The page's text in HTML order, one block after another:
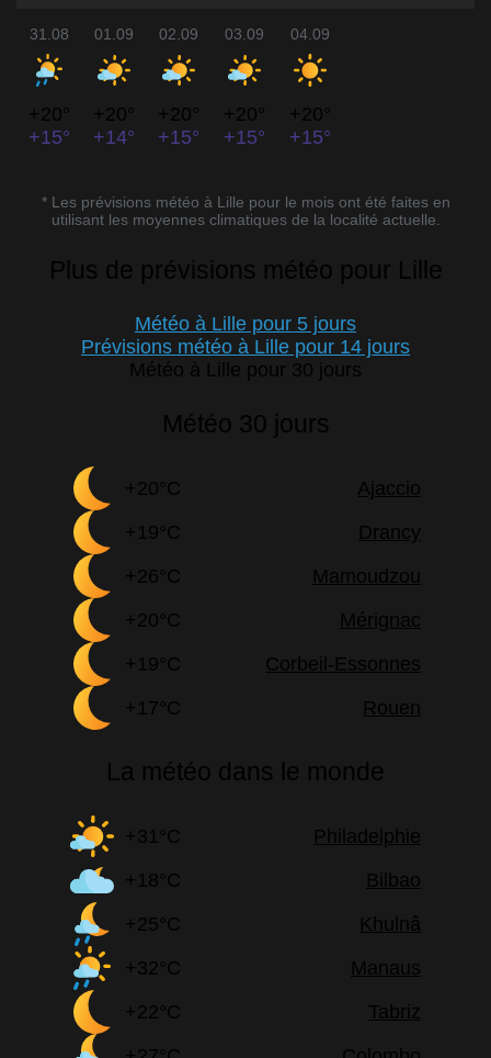
31.08
+20°
+15°
01.09
+20°
+14°
02.09
+20°
+15°
03.09
+20°
+15°
04.09
+20°
+15°
* Les prévisions météo à Lille pour le mois ont été faites en
utilisant les moyennes climatiques de la localité actuelle.
Plus de prévisions météo pour Lille
Météo à Lille pour 5 jours
Prévisions météo à Lille pour 14 jours
Météo à Lille pour 30 jours
Météo 30 jours
+20°C
Ajaccio
+19°C
Drancy
+26°C
Mamoudzou
+20°C
Mérignac
+19°C
Corbeil-Essonnes
+17°C
Rouen
La météo dans le monde
+31°C
Philadelphie
+18°C
Bilbao
+25°C
Khulnâ
+32°C
Manaus
+22°C
Tabriz